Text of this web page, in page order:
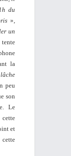
du
»,
un
la
lâche
peu
son
Le
et